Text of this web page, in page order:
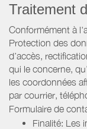
Traitement
Conformément à
Protection des
d’accès,
qui le concerne,
les coordonnées
par courrier,
Formulaire de
Finalité: Les